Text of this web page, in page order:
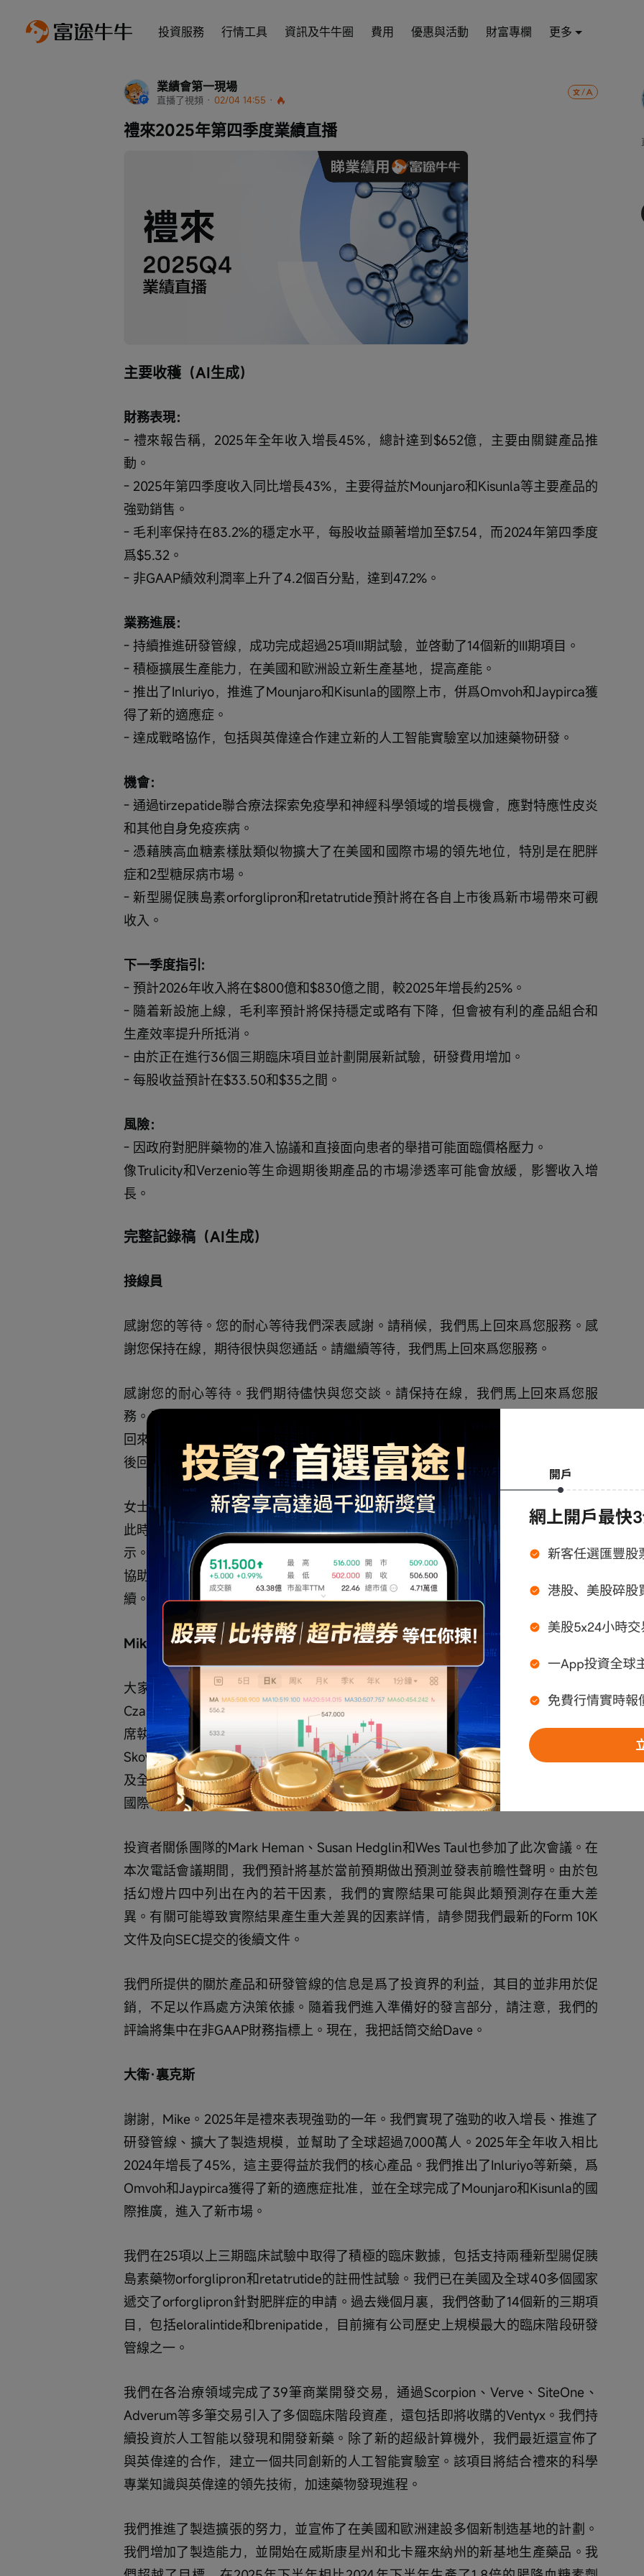
投資服務 行情工具 資訊及牛牛圈 費用 優惠與活動 財富專欄 更多
業績會第一現場
直播了視頻 · 02/04 14:55 ·
禮來2025年第四季度業績直播
放
主要收穫（AI生成）
財務表現：
- 禮來報告稱，2025年全年收入增長45%，總計達到$652億，主要由關鍵產品推
動。
- 2025年第四季度收入同比增長43%，主要得益於Mounjaro和Kisunla等主要產品的
強勁銷售。
- 毛利率保持在83.2%的穩定水平，每股收益顯著增加至$7.54，而2024年第四季度
爲$5.32。
- 非GAAP績效利潤率上升了4.2個百分點，達到47.2%。
業務進展：
- 持續推進研發管線，成功完成超過25項III期試驗，並啓動了14個新的III期項目。
- 積極擴展生產能力，在美國和歐洲設立新生產基地，提高產能。
- 推出了Inluriyo，推進了Mounjaro和Kisunla的國際上市，併爲Omvoh和Jaypirca獲
得了新的適應症。
- 達成戰略協作，包括與英偉達合作建立新的人工智能實驗室以加速藥物研發。
機會：
- 通過tirzepatide聯合療法探索免疫學和神經科學領域的增長機會，應對特應性皮炎
和其他自身免疫疾病。
- 憑藉胰高血糖素樣肽類似物擴大了在美國和國際市場的領先地位，特別是在肥胖
症和2型糖尿病市場。
- 新型腸促胰島素orforglipron和retatrutide預計將在各自上市後爲新市場帶來可觀
收入。
下一季度指引:
- 預計2026年收入將在$800億和$830億之間，較2025年增長約25%。
- 隨着新設施上線，毛利率預計將保持穩定或略有下降，但會被有利的產品組合和
生產效率提升所抵消。
- 由於正在進行36個三期臨床項目並計劃開展新試驗，研發費用增加。
- 每股收益預計在$33.50和$35之間。
風險：
- 因政府對肥胖藥物的准入協議和直接面向患者的舉措可能面臨價格壓力。
像Trulicity和Verzenio等生命週期後期產品的市場滲透率可能會放緩，影響收入增
長。
完整記錄稿（AI生成）
接線員
感謝您的等待。您的耐心等待我們深表感謝。請稍候，我們馬上回來爲您服務。感
謝您保持在線，期待很快與您通話。請繼續等待，我們馬上回來爲您服務。
感謝您的耐心等待。我們期待儘快與您交談。請保持在線，我們馬上回來爲您服
務。感謝您的等待，我們珍惜您的時間與耐心。請繼續在線等候，我們將在片刻後
回來。感謝您的等待，我們珍惜您的時間與耐心。請繼續在線等候，我們將在片刻
後回來。
女士們先生們，感謝您的耐心等待，歡迎參加禮來2025年第四季度業績電話會議。
此時，所有參與者均處於只聽模式。稍後我們將進行問答環節，屆時會提供相關指
示。若您在通話期間需要幫助，請按星號鍵再按零，我們的接線員將爲您提供線下
協助。現在，我將會議交給您的主持人，投資者關係高級副總裁Mike Czapar，請繼
續。
Mike Czapar
大家早上好，感謝您參加禮來公司2025年第四季度的業績電話會議。我是Mike
Czapar，投資者關係高級副總裁。今天與我一同參加會議的有，禮來的董事長兼首
席執行官Dave Ricks，首席財務官Lucas Montarce，首席科學及產品官Doctor Dan
Skovronsky，免疫學總裁Adrienne Brown，神經科學總裁Dr.Carole Ho，美國禮來
及全球客戶能力總裁Ilya Yuffa，腫瘤學總裁兼業務發展負責人Jake Van Naarden，
國際禮來總裁Patrik Jonsson，以及心血管代謝健康總裁Ken Custer。
投資者關係團隊的Mark Heman、Susan Hedglin和Wes Taul也參加了此次會議。在
本次電話會議期間，我們預計將基於當前預期做出預測並發表前瞻性聲明。由於包
括幻燈片四中列出在內的若干因素，我們的實際結果可能與此類預測存在重大差
異。有關可能導致實際結果產生重大差異的因素詳情，請參閱我們最新的Form 10K
文件及向SEC提交的後續文件。
我們所提供的關於產品和研發管線的信息是爲了投資界的利益，其目的並非用於促
銷，不足以作爲處方決策依據。隨着我們進入準備好的發言部分，請注意，我們的
評論將集中在非GAAP財務指標上。現在，我把話筒交給Dave。
大衛·裏克斯
謝謝，Mike。2025年是禮來表現強勁的一年。我們實現了強勁的收入增長、推進了
研發管線、擴大了製造規模，並幫助了全球超過7,000萬人。2025年全年收入相比
2024年增長了45%，這主要得益於我們的核心產品。我們推出了Inluriyo等新藥，爲
Omvoh和Jaypirca獲得了新的適應症批准，並在全球完成了Mounjaro和Kisunla的國
際推廣，進入了新市場。
我們在25項以上三期臨床試驗中取得了積極的臨床數據，包括支持兩種新型腸促胰
島素藥物orforglipron和retatrutide的註冊性試驗。我們已在美國及全球40多個國家
遞交了orforglipron針對肥胖症的申請。過去幾個月裏，我們啓動了14個新的三期項
目，包括eloralintide和brenipatide，目前擁有公司歷史上規模最大的臨床階段研發
管線之一。
我們在各治療領域完成了39筆商業開發交易，通過Scorpion、Verve、SiteOne、
Adverum等多筆交易引入了多個臨床階段資產，還包括即將收購的Ventyx。我們持
續投資於人工智能以發現和開發新藥。除了新的超級計算機外，我們最近還宣佈了
與英偉達的合作，建立一個共同創新的人工智能實驗室。該項目將結合禮來的科學
專業知識與英偉達的領先技術，加速藥物發現進程。
我們推進了製造擴張的努力，並宣佈了在美國和歐洲建設多個新制造基地的計劃。
我們增加了製造能力，並開始在威斯康星州和北卡羅來納州的新基地生產藥品。我